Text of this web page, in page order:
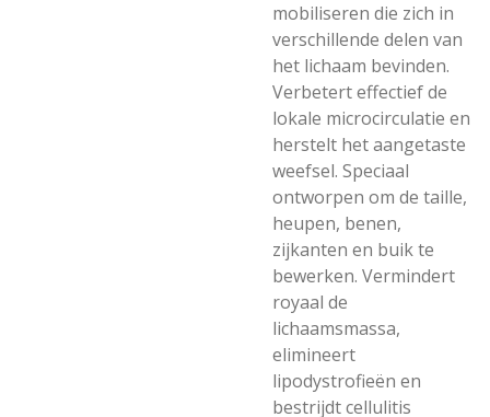
mobiliseren die zich in
verschillende delen van
het lichaam bevinden.
Verbetert effectief de
lokale microcirculatie en
herstelt het aangetaste
weefsel. Speciaal
ontworpen om de taille,
heupen, benen,
zijkanten en buik te
bewerken. Vermindert
royaal de
lichaamsmassa,
elimineert
lipodystrofieën en
bestrijdt cellulitis